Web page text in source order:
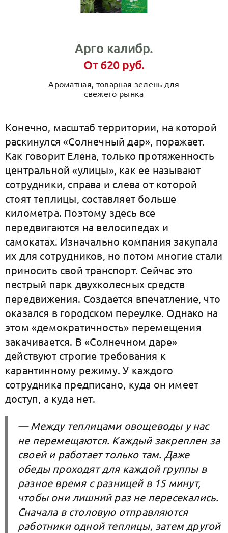
Арго калибр.
От 620 руб.
Ароматная, товарная зелень для
свежего рынка
Конечно, масштаб территории, на которой
раскинулся «Солнечный дар», поражает.
Как говорит Елена, только протяженность
центральной «улицы», как ее называют
сотрудники, справа и слева от которой
стоят теплицы, составляет больше
километра. Поэтому здесь все
передвигаются на велосипедах и
самокатах. Изначально компания закупала
их для сотрудников, но потом многие стали
приносить свой транспорт. Сейчас это
пестрый парк двухколесных средств
передвижения. Создается впечатление, что
оказался в городском переулке. Однако на
этом «демократичность» перемещения
закачивается. В «Солнечном даре»
действуют строгие требования к
карантинному режиму. У каждого
сотрудника предписано, куда он имеет
доступ, а куда нет.
— Между теплицами овощеводы у нас
не перемещаются. Каждый закреплен за
своей и работает только там. Даже
обеды проходят для каждой группы в
разное время с разницей в 15 минут,
чтобы они лишний раз не пересекались.
Сначала в столовую отправляются
работники одной теплицы, затем другой